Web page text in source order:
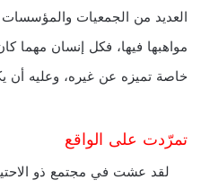
العديد من الجمعيات
مواهبها فيها، فكل إنسان
خاصة تميزه عن غيره، وعليه أن
تمرّدت على الواقع
لقد عشت في مجتمع ذو